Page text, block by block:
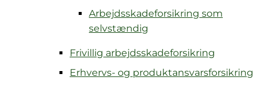
Arbejdsskadeforsikring som
selvstændig
Frivillig arbejdsskadeforsikring
Erhvervs- og produktansvarsforsikring